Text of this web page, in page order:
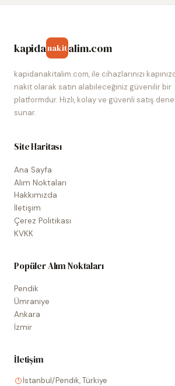
kapidanakitalim.com
kapidanakitalim.com, ile cihazlarınızı
nakit olarak satın alabileceğiniz güvenilir bir
platformdur. Hızlı, kolay ve güvenli satış
sunar.
Site Haritası
Ana Sayfa
Alım Noktaları
Hakkımızda
İletişim
Çerez Politikası
KVKK
Popüler Alım Noktaları
Pendik
Ümraniye
Ankara
İzmir
İletişim
İstanbul/Pendik, Türkiye